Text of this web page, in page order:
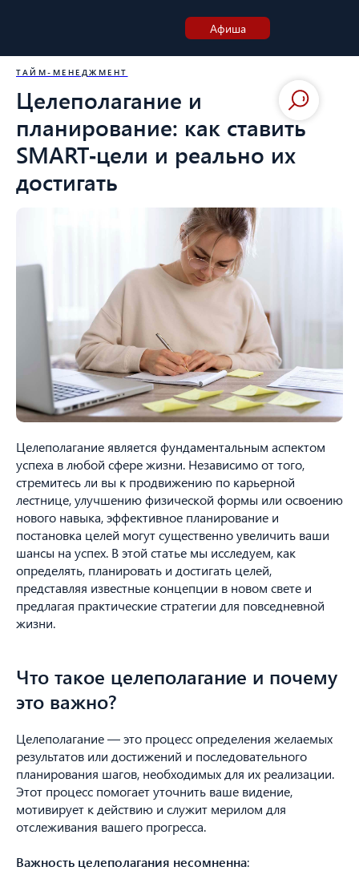
ТАЙМ-МЕНЕДЖМЕНТ
Целеполагание и
планирование: как ставить
SMART‑цели и реально их
достигать
Целеполагание является фундаментальным аспектом
успеха в любой сфере жизни. Независимо от того,
стремитесь ли вы к продвижению по карьерной
лестнице, улучшению физической формы или освоению
нового навыка, эффективное планирование и
постановка целей могут существенно увеличить ваши
шансы на успех. В этой статье мы исследуем, как
определять, планировать и достигать целей,
представляя известные концепции в новом свете и
предлагая практические стратегии для повседневной
жизни.
Что такое целеполагание и почему
это важно?
Целеполагание — это процесс определения желаемых
результатов или достижений и последовательного
планирования шагов, необходимых для их реализации.
Этот процесс помогает уточнить ваше видение,
мотивирует к действию и служит мерилом для
отслеживания вашего прогресса.
Важность целеполагания несомненна: